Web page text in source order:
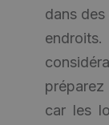
dans
car les